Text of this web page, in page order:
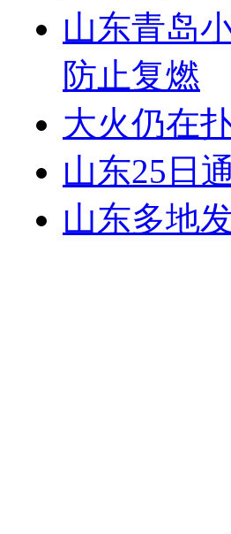
山东青岛
防止复燃
大火仍在
山东25日
山东多地